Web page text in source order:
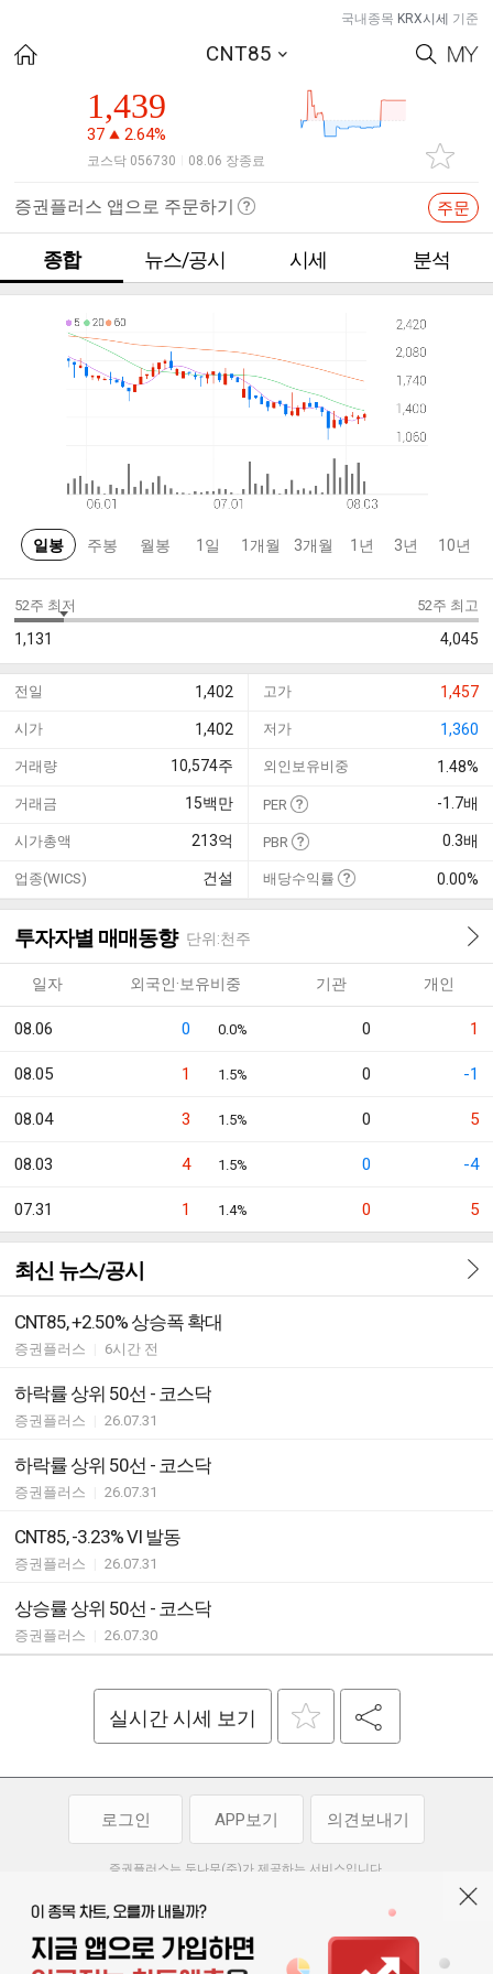
국내종목 KRX시세 기준
CNT85
1,439
37 2.64%
코스닥 056730 08.06 장종료
증권플러스 앱으로 주문하기 주문
종합 뉴스/공시 시세 분석
일봉 주봉 월봉 1일 1개월 3개월 1년 3년 10년
52주 최저
1,131
52주 최고
4,045
전일 1,402 고가 1,457
시가 1,402 저가 1,360
거래량 10,574주 외인보유비중 1.48%
거래금 15백만 PER -1.7배
시가총액 213억 PBR 0.3배
업종(WICS) 건설 배당수익률 0.00%
투자자별 매매동향 단위:천주
일자 외국인·보유비중 기관 개인
08.06 0 0.0% 0 1
08.05 1 1.5% 0 -1
08.04 3 1.5% 0 5
08.03 4 1.5% 0 -4
07.31 1 1.4% 0 5
최신 뉴스/공시
CNT85, +2.50% 상승폭 확대
증권플러스 6시간 전
하락률 상위 50선 - 코스닥
증권플러스 26.07.31
하락률 상위 50선 - 코스닥
증권플러스 26.07.31
CNT85, -3.23% VI 발동
증권플러스 26.07.31
상승률 상위 50선 - 코스닥
증권플러스 26.07.30
실시간 시세 보기
로그인 APP보기 의견보내기
증권플러스는 두나무(주)가 제공하는 서비스입니다.
투자 참고사항이며, 정보 제공 과정에서 오류나 지연이 발생할 수 있습니다.
두나무(주)는 제공된 정보에 의한 투자 결과에 대하여 법적인 책임을
부담하지 않습니다. 본 서비스에서 제공되는 정보의 무단 배포를 금합니다.
이용약관 | 청소년보호정책 개인정보처리방침